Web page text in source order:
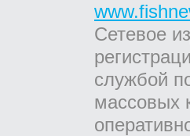
Сетевое
службой
массовых